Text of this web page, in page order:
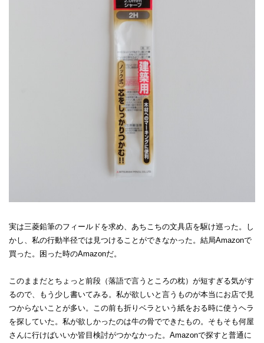
実は三菱鉛筆のフィールドを求め、あちこちの文具店を駆け巡った。し
かし、私の行動半径では見つけることができなかった。結局Amazonで
買った。困った時のAmazonだ。
このままだとちょっと前段（落語で言うところの枕）が短すぎる気がす
るので、もう少し書いてみる。私が欲しいと言うものが本当にお店で見
つからないことが多い。この前も折りベラという紙をおる時に使うヘラ
を探していた。私が欲しかったのは牛の骨でできたもの。そもそも何屋
さんに行けばいいか皆目検討がつかなかった。Amazonで探すと普通に